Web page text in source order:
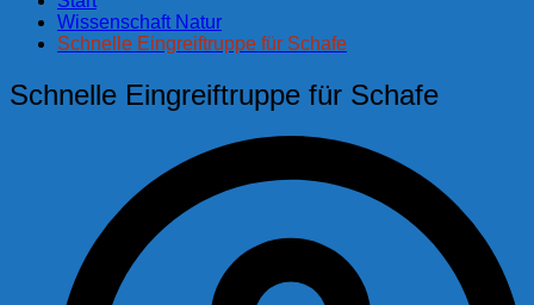
Wissenschaft Natur
Schnelle Eingreiftruppe für Schafe
Schnelle Eingreiftruppe für Schafe